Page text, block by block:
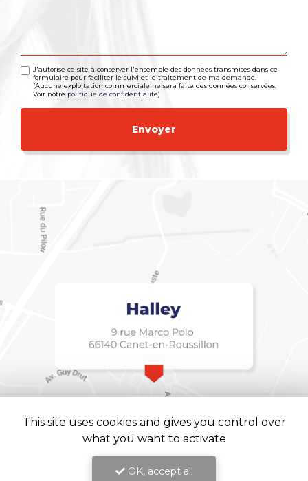
J'autorise ce site à conserver l'ensemble des données transmises dans ce
formulaire pour faciliter le suivi et le traitement de ma demande.
(Aucune exploitation commerciale ne sera faite des données conservées.
Voir notre politique de confidentialité)
This site uses cookies and gives you control over
what you want to activate
OK, accept all